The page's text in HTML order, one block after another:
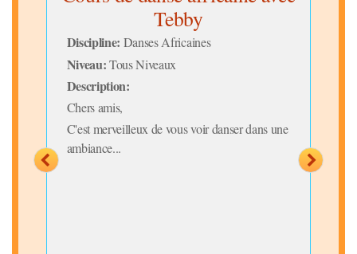
Tebby
Discipline: Danses Africaines
Niveau:Tous Niveaux
Description:
Chers amis,
C'est merveilleux de vous voir danser dans une
ambiance...